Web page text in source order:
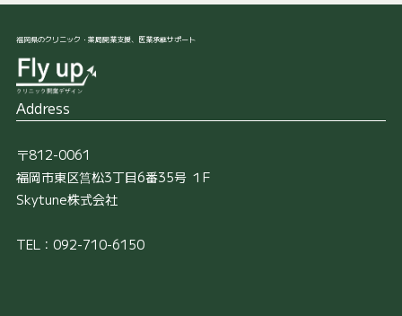
福岡県のクリニック・薬局開業支援、医業承継サポート
Address
〒812-0061
福岡市東区筥松3丁目6番35号 １F
Skytune株式会社
TEL：092-710-6150